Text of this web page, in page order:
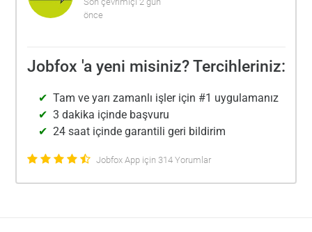
önce
Jobfox 'a yeni misiniz? Tercihleriniz:
Tam ve yarı zamanlı işler için #1 uygulamanız
3 dakika içinde başvuru
24 saat içinde garantili geri bildirim
Jobfox App için 314 Yorumlar